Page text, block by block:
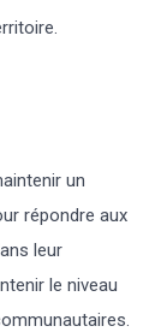
un
répondre aux
leur
le niveau